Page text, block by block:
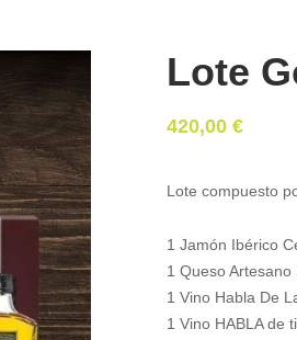
Lote
420,00 €
Lote compuesto
1 Jamón Ibérico
1 Queso
1 Vino Habla De
1 Vino HABLA de